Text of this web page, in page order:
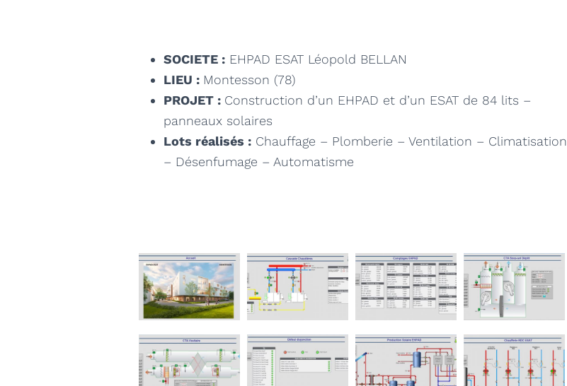
SOCIETE :EHPAD ESAT Léopold BELLAN
LIEU : Montesson (78)
PROJET : Construction d’un EHPAD et d’un ESAT de 84 lits –
panneaux solaires
Lots réalisés :Chauffage – Plomberie – Ventilation – Climatisation
– Désenfumage – Automatisme